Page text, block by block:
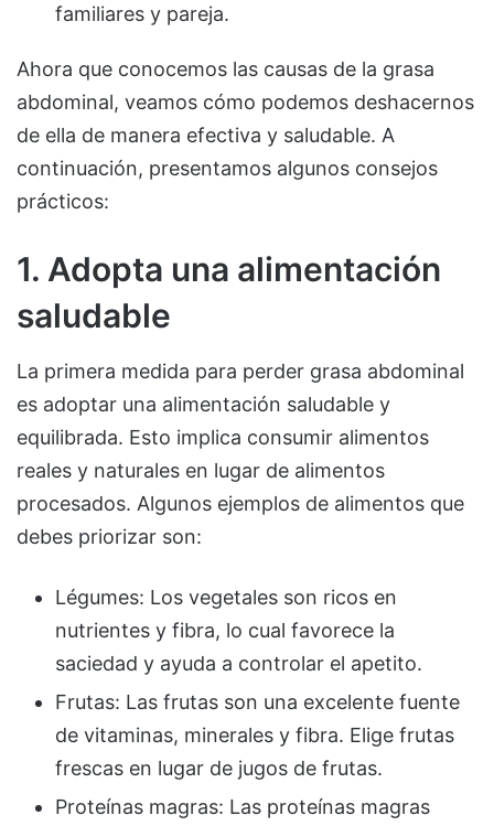
familiares y pareja.
Ahora que conocemos las causas de la grasa
abdominal, veamos cómo podemos deshacernos
de ella de manera efectiva y saludable. A
continuación, presentamos algunos consejos
prácticos:
1. Adopta una alimentación
saludable
La primera medida para perder grasa abdominal
es adoptar una alimentación saludable y
equilibrada. Esto implica consumir alimentos
reales y naturales en lugar de alimentos
procesados. Algunos ejemplos de alimentos que
debes priorizar son:
Légumes: Los vegetales son ricos en
nutrientes y fibra, lo cual favorece la
saciedad y ayuda a controlar el apetito.
Frutas: Las frutas son una excelente fuente
de vitaminas, minerales y fibra. Elige frutas
frescas en lugar de jugos de frutas.
Proteínas magras: Las proteínas magras